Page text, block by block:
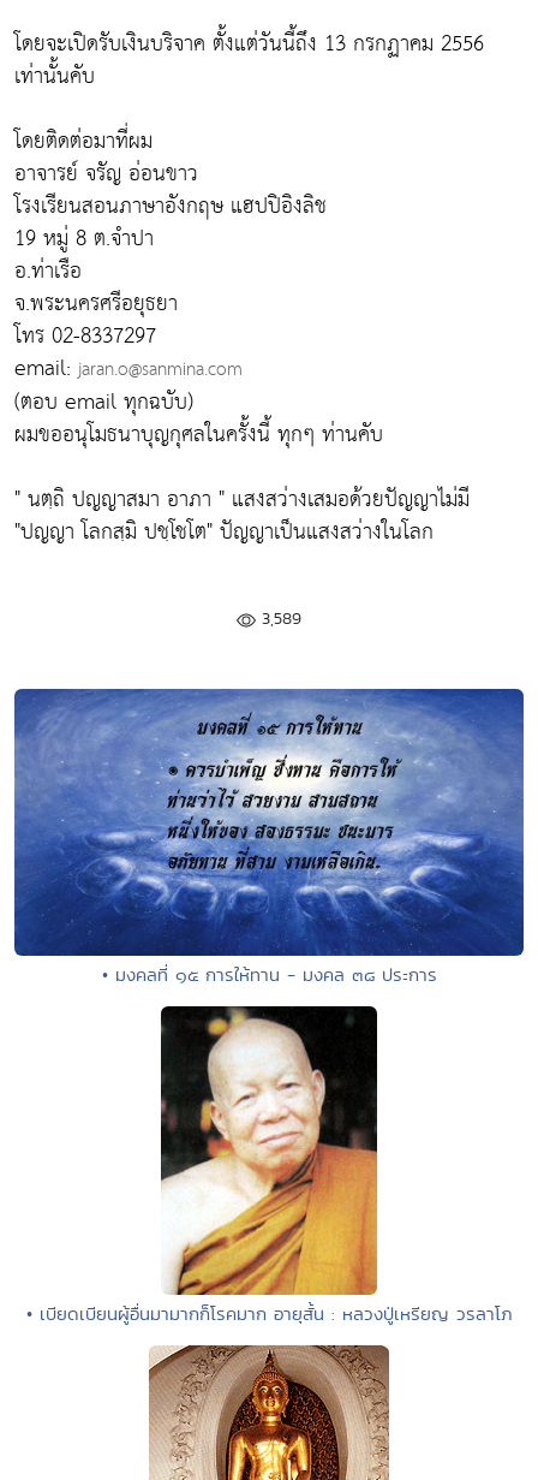
โดยจะเปิดรับเงินบริจาค ตั้งแต่วันนี้ถึง 13 กรกฏาคม 2556
เท่านั้นคับ
โดยติดต่อมาที่ผม
อาจารย์ จรัญ อ่อนขาว
โรงเรียนสอนภาษาอังกฤษ แฮปปิอิงลิช
19 หมู่ 8 ต.จำปา
อ.ท่าเรือ
จ.พระนครศรีอยุธยา
โทร 02-8337297
email:jaran.o@sanmina.com
(ตอบ email ทุกฉบับ)
ผมขออนุโมธนาบุญกุศลในครั้งนี้ ทุกๆ ท่านคับ
" นตฺถิ ปญญาสมา อาภา " แสงสว่างเสมอด้วยปัญญาไม่มี
"ปญญา โลกสฺมิ ปชฺโชโต" ปัญญาเป็นแสงสว่างในโลก
3,589
• มงคลที่ ๑๕ การให้ทาน - มงคล ๓๘ ประการ
• เบียดเบียนผู้อื่นมามากก็โรคมาก อายุสั้น : หลวงปู่เหรียญ วรลาโภ